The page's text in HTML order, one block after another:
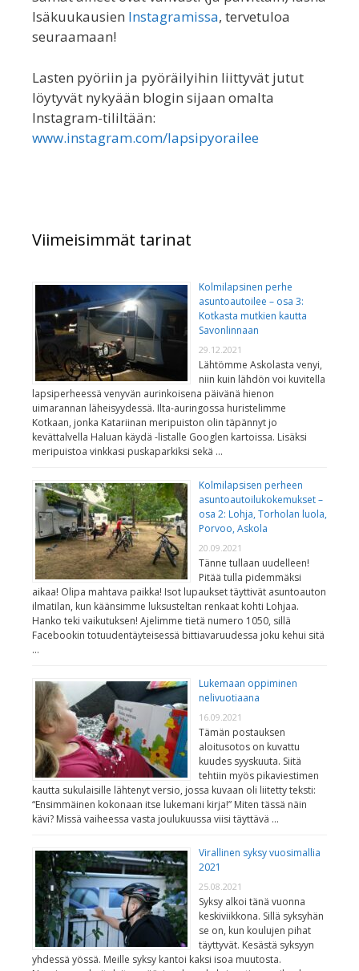
Isäkuukausien Instagramissa, tervetuloa
seuraamaan!
Lasten pyöriin ja pyöräilyihin liittyvät jutut
löytyvät nykyään blogin sijaan omalta
Instagram-tililtään:
www.instagram.com/lapsipyorailee
Viimeisimmät tarinat
Kolmilapsinen perhe
asuntoautoilee – osa 3:
Kotkasta mutkien kautta
Savonlinnaan
29.12.2021
Lähtömme Askolasta venyi,
niin kuin lähdön voi kuvitella
lapsiperheessä venyvän aurinkoisena päivänä hienon
uimarannan läheisyydessä. Ilta-auringossa huristelimme
Kotkaan, jonka Katariinan meripuiston olin täpännyt jo
kevättalvella Haluan käydä -listalle Googlen kartoissa. Lisäksi
meripuistoa vinkkasi puskaparkiksi sekä …
Kolmilapsisen perheen
asuntoautoilukokemukset –
osa 2: Lohja, Torholan luola,
Porvoo, Askola
20.09.2021
Tänne tullaan uudelleen!
Pitää tulla pidemmäksi
aikaa! Olipa mahtava paikka! Isot lupaukset täyttivät asuntoauton
ilmatilan, kun käänsimme luksusteltan renkaat kohti Lohjaa.
Hanko teki vaikutuksen! Ajelimme tietä numero 1050, sillä
Facebookin totuudentäyteisessä bittiavaruudessa joku kehui sitä
…
Lukemaan oppiminen
nelivuotiaana
16.09.2021
Tämän postauksen
aloitusotos on kuvattu
kuudes syyskuuta. Siitä
tehtiin myös pikaviestimen
kautta sukulaisille lähtenyt versio, jossa kuvaan oli liitetty teksti:
“Ensimmäinen kokonaan itse lukemani kirja!” Miten tässä näin
kävi? Missä vaiheessa vasta joulukuussa viisi täyttävä …
Virallinen syksy vuosimallia
2021
25.08.2021
Syksy alkoi tänä vuonna
keskiviikkona. Sillä syksyhän
se on, kun koulujen pihat
täyttyvät. Kesästä syksyyn
yhdessä yössä. Meille syksy kantoi kaksi isoa muutosta.